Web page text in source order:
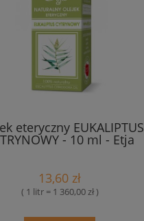
eteryczny EUKALIPTUS
- 10 ml - Etja
13,60 zł
( 1 litr = 1 360,00 zł )